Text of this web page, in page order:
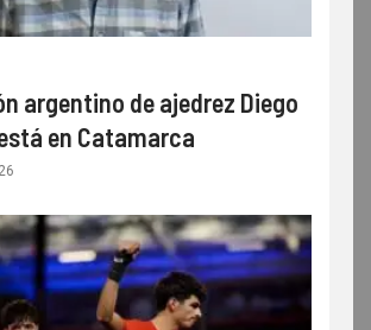
argentino de ajedrez Diego
en Catamarca